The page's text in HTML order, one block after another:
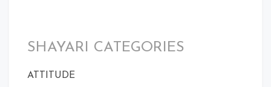
SHAYARI CATEGORIES
ATTITUDE